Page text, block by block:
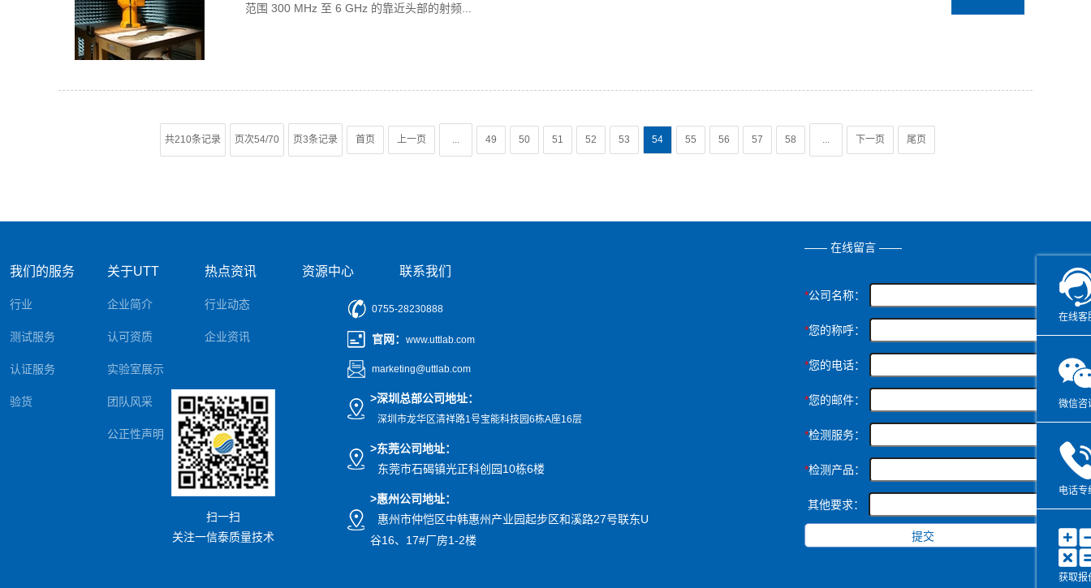
范围 300 MHz 至 6 GHz 的靠近头部的射频...
共210条记录 页次54/70 页3条记录 首页 上一页 ... 49 50 51 52 53 54 55 56 57 58 ... 下一页 尾页
我们的服务
行业
测试服务
认证服务
验货
关于UTT
企业简介
认可资质
实验室展示
团队风采
公正性声明
热点资讯
行业动态
企业资讯
资源中心 联系我们
0755-28230888
官网 ： www.uttlab.com
marketing@uttlab.com
>深圳总部公司地址：
深圳市龙华区清祥路1号宝能科技园6栋A座16层
>东莞公司地址：
东莞市石碣镇光正科创园10栋6楼
>惠州公司地址：
惠州市仲恺区中韩惠州产业园起步区和溪路27号联东U
谷16、17#厂房1-2楼
扫一扫
关注一信泰质量技术
—— 在线留言 ——
*公司名称：
*您的称呼：
*您的电话：
*您的邮件：
*检测服务：
*检测产品：
其他要求：
在线客
微信咨
电话专
获取报